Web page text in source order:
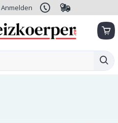
Anmelden